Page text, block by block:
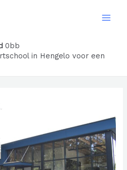
in Hengelo voor een